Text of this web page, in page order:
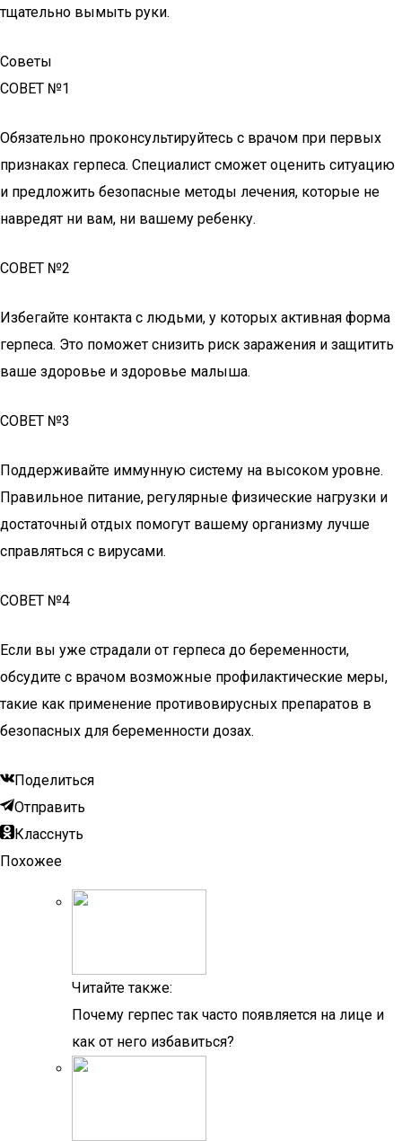
тщательно вымыть руки.
Советы
СОВЕТ №1
Обязательно проконсультируйтесь с врачом при первых
признаках герпеса. Специалист сможет оценить ситуацию
и предложить безопасные методы лечения, которые не
навредят ни вам, ни вашему ребенку.
СОВЕТ №2
Избегайте контакта с людьми, у которых активная форма
герпеса. Это поможет снизить риск заражения и защитить
ваше здоровье и здоровье малыша.
СОВЕТ №3
Поддерживайте иммунную систему на высоком уровне.
Правильное питание, регулярные физические нагрузки и
достаточный отдых помогут вашему организму лучше
справляться с вирусами.
СОВЕТ №4
Если вы уже страдали от герпеса до беременности,
обсудите с врачом возможные профилактические меры,
такие как применение противовирусных препаратов в
безопасных для беременности дозах.
Поделиться
Отправить
Класснуть
Похожее
Читайте также:
Почему герпес так часто появляется на лице и
как от него избавиться?